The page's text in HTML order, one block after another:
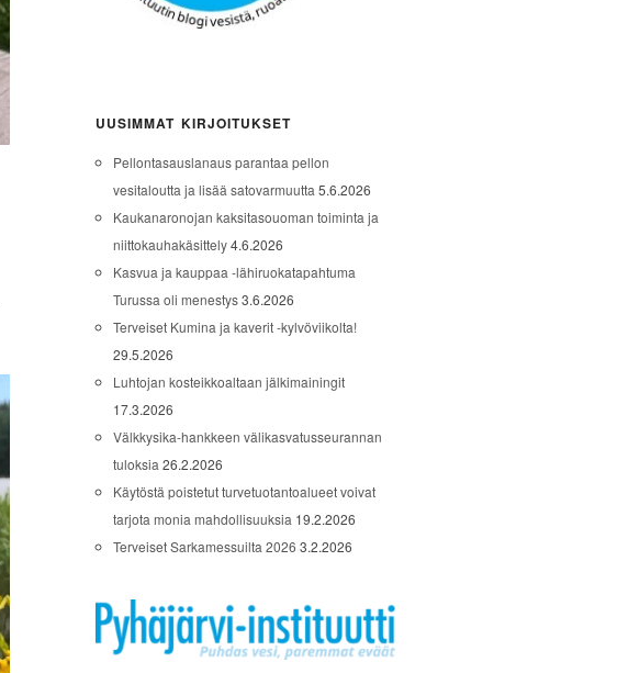
UUSIMMAT KIRJOITUKSET
Pellontasauslanaus parantaa pellon
vesitaloutta ja lisää satovarmuutta 5.6.2026
Kaukanaronojan kaksitasouoman toiminta ja
niittokauhakäsittely 4.6.2026
Kasvua ja kauppaa -lähiruokatapahtuma
Turussa oli menestys 3.6.2026
Terveiset Kumina ja kaverit -kylvöviikolta!
29.5.2026
Luhtojan kosteikkoaltaan jälkimainingit
17.3.2026
Välkkysika-hankkeen välikasvatusseurannan
tuloksia 26.2.2026
Käytöstä poistetut turvetuotantoalueet voivat
tarjota monia mahdollisuuksia 19.2.2026
Terveiset Sarkamessuilta 2026 3.2.2026